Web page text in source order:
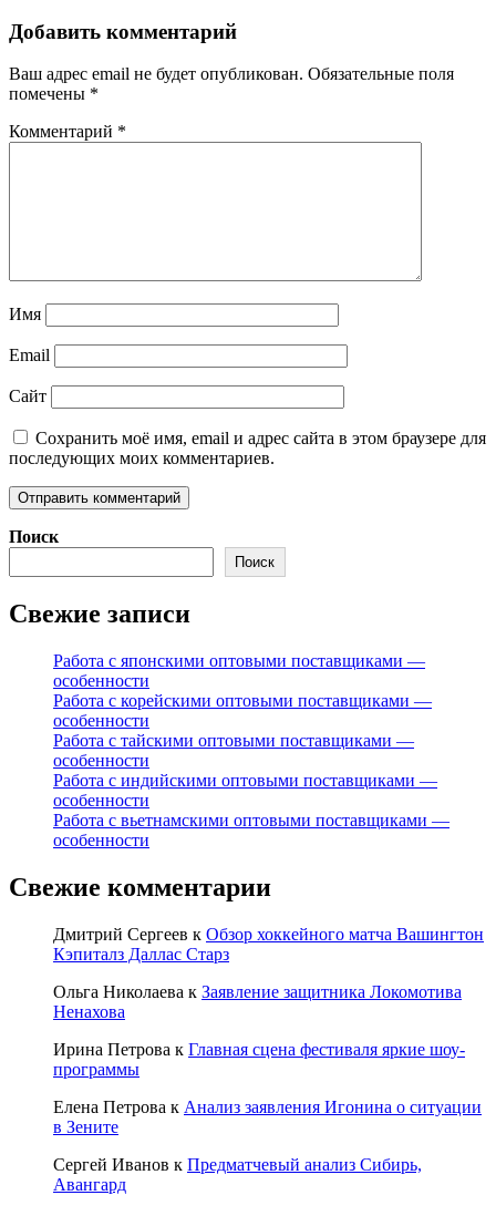
Добавить комментарий
Ваш адрес email не будет опубликован. Обязательные поля
помечены *
Комментарий *
Имя
Email
Сайт
Сохранить моё имя, email и адрес сайта в этом браузере для
последующих моих комментариев.
Поиск
Поиск
Свежие записи
Работа с японскими оптовыми поставщиками —
особенности
Работа с корейскими оптовыми поставщиками —
особенности
Работа с тайскими оптовыми поставщиками —
особенности
Работа с индийскими оптовыми поставщиками —
особенности
Работа с вьетнамскими оптовыми поставщиками —
особенности
Свежие комментарии
Дмитрий Сергеев к Обзор хоккейного матча Вашингтон
Кэпиталз Даллас Старз
Ольга Николаева к Заявление защитника Локомотива
Ненахова
Ирина Петрова к Главная сцена фестиваля яркие шоу-
программы
Елена Петрова к Анализ заявления Игонина о ситуации
в Зените
Сергей Иванов к Предматчевый анализ Сибирь,
Авангард